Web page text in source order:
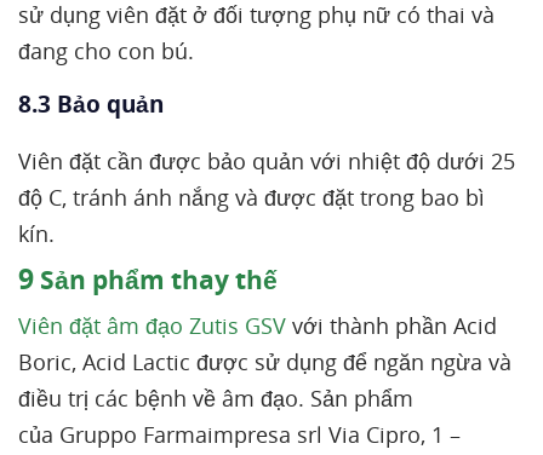
sử dụng viên đặt ở đối tượng phụ nữ có thai và
đang cho con bú.
8.3 Bảo quản
Viên đặt cần được bảo quản với nhiệt độ dưới 25
độ C, tránh ánh nắng và được đặt trong bao bì
kín.
9 Sản phẩm thay thế
Viên đặt âm đạo Zutis GSV với thành phần Acid
Boric, Acid Lactic được sử dụng để ngăn ngừa và
điều trị các bệnh về âm đạo. Sản phẩm
của Gruppo Farmaimpresa srl Via Cipro, 1 –